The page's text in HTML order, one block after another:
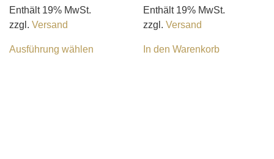
Enthält 19% MwSt.
zzgl. Versand
Ausführung wählen
Enthält 19% MwSt.
zzgl. Versand
In den Warenkorb